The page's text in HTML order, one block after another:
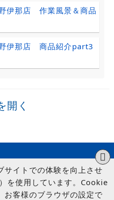
伊那店 作業風景＆商品
伊那店 商品紹介part3
開く
サイトでの体験を向上させ
を使用しています。Cookie
お客様のブラウザの設定で